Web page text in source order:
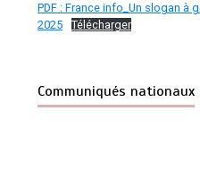
PDF : France info_Un slogan à
2025
Télécharger
Communiqués nationaux